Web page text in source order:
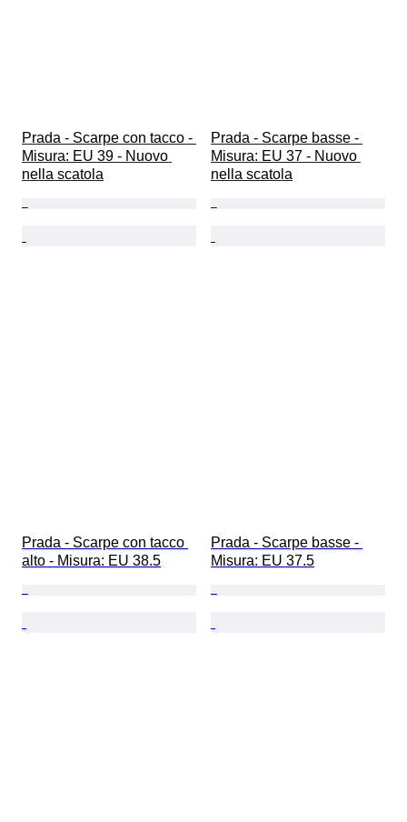
Prada - Scarpe con tacco -
Misura: EU 39 - Nuovo
nella scatola
Prada - Scarpe basse -
Misura: EU 37 - Nuovo
nella scatola
Prada - Scarpe con tacco
alto - Misura: EU 38.5
Prada - Scarpe basse -
Misura: EU 37.5